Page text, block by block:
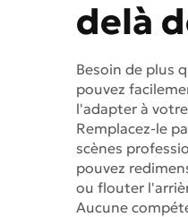
delà
Besoin de plus
pouvez
l'adapter à
Remplacez-le
scènes
pouvez
ou flouter
Aucune